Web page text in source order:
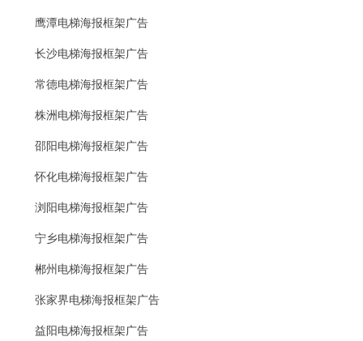
鹰潭电梯海报框架广告
长沙电梯海报框架广告
常德电梯海报框架广告
株洲电梯海报框架广告
邵阳电梯海报框架广告
怀化电梯海报框架广告
浏阳电梯海报框架广告
宁乡电梯海报框架广告
郴州电梯海报框架广告
张家界电梯海报框架广告
益阳电梯海报框架广告